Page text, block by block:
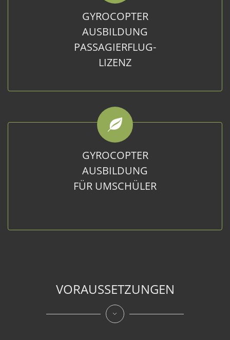
GYROCOPTER
AUSBILDUNG
PASSAGIERFLUG-
LIZENZ
GYROCOPTER
AUSBILDUNG
FÜR UMSCHÜLER
VORAUSSETZUNGEN